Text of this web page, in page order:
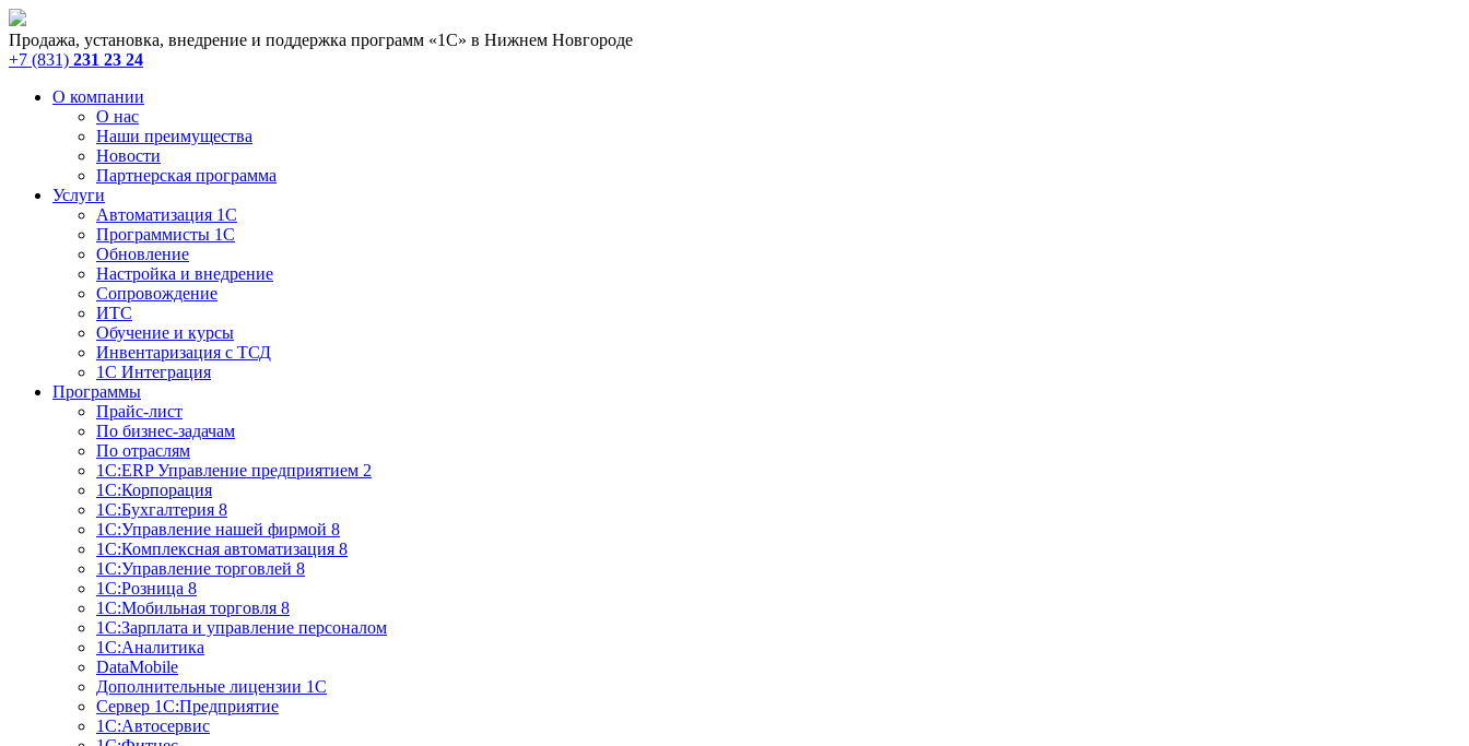
Продажа, установка, внедрение и поддержка программ «1С» в Нижнем Новгороде
+7 (831) 231 23 24
О компании
О нас
Наши преимущества
Новости
Партнерская программа
Услуги
Автоматизация 1С
Программисты 1С
Обновление
Настройка и внедрение
Сопровождение
ИТС
Обучение и курсы
Инвентаризация с ТСД
1С Интеграция
Программы
Прайс-лист
По бизнес-задачам
По отраслям
1C:ERP Управление предприятием 2
1С:Корпорация
1С:Бухгалтерия 8
1С:Управление нашей фирмой 8
1С:Комплексная автоматизация 8
1С:Управление торговлей 8
1С:Розница 8
1С:Мобильная торговля 8
1С:Зарплата и управление персоналом
1С:Аналитика
DataMobile
Дополнительные лицензии 1С
Сервер 1С:Предприятие
1С:Автосервис